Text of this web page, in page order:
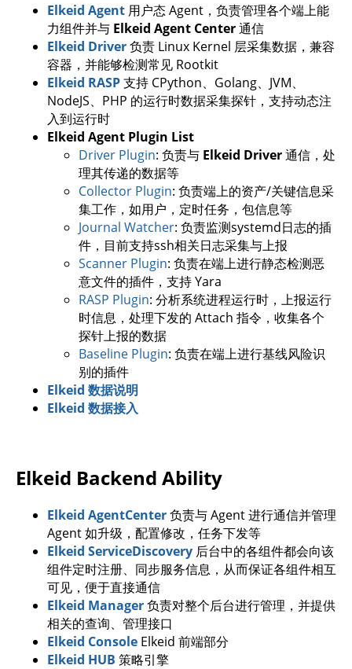
Elkeid Agent 用户态 Agent，负责管理各个端上能
力组件并与 Elkeid Agent Center通信
Elkeid Driver负责 Linux Kernel 层采集数据，兼容
容器，并能够检测常见 Rootkit
Elkeid RASP支持 CPython、Golang、JVM、
NodeJS、PHP 的运行时数据采集探针，支持动态注
入到运行时
Elkeid Agent Plugin List
Driver Plugin: 负责与 Elkeid Driver通信，处
理其传递的数据等
Collector Plugin: 负责端上的资产/关键信息采
集工作，如用户，定时任务，包信息等
Journal Watcher: 负责监测systemd日志的插
件，目前支持ssh相关日志采集与上报
Scanner Plugin: 负责在端上进行静态检测恶
意文件的插件，支持 Yara
RASP Plugin: 分析系统进程运行时，上报运行
时信息，处理下发的 Attach 指令，收集各个
探针上报的数据
Baseline Plugin: 负责在端上进行基线风险识
别的插件
Elkeid 数据说明
Elkeid 数据接入
Elkeid Backend Ability
Elkeid AgentCenter负责与 Agent 进行通信并管理
Agent 如升级，配置修改，任务下发等
Elkeid ServiceDiscovery 后台中的各组件都会向该
组件定时注册、同步服务信息，从而保证各组件相互
可见，便于直接通信
Elkeid Manager负责对整个后台进行管理，并提供
相关的查询、管理接口
Elkeid Console Elkeid 前端部分
Elkeid HUB 策略引擎